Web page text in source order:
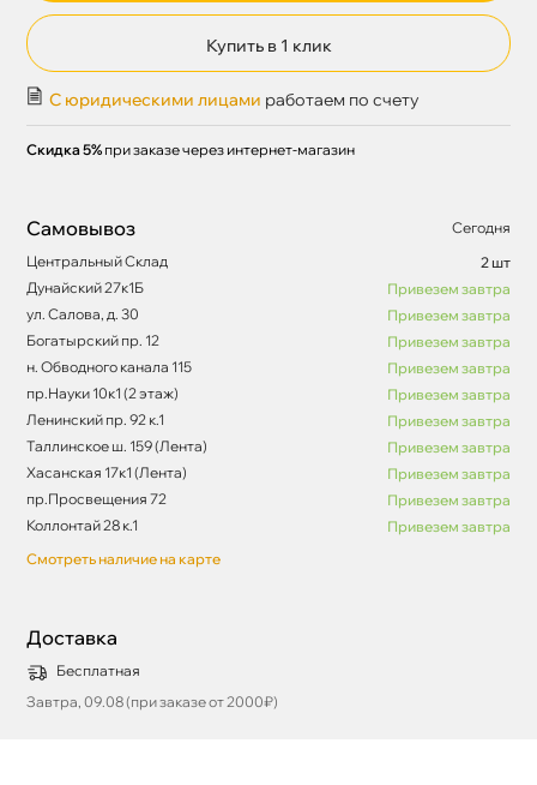
Купить в 1 клик
С юридическими лицами работаем по счету
Скидка 5% при заказе через интернет-магазин
Самовывоз
Сегодня
Центральный Склад
2 шт
Дунайский 27к1Б
Привезем завтра
ул. Салова, д. 30
Привезем завтра
Богатырский пр. 12
Привезем завтра
н. Обводного канала 115
Привезем завтра
пр.Науки 10к1 (2 этаж)
Привезем завтра
Ленинский пр. 92 к.1
Привезем завтра
Таллинское ш. 159 (Лента)
Привезем завтра
Хасанская 17к1 (Лента)
Привезем завтра
пр.Просвещения 72
Привезем завтра
Коллонтай 28 к.1
Привезем завтра
Смотреть наличие на карте
Доставка
Бесплатная
Завтра, 09.08 (при заказе от 2000₽)